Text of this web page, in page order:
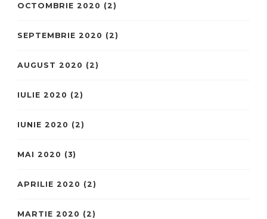
OCTOMBRIE 2020 (2)
SEPTEMBRIE 2020 (2)
AUGUST 2020 (2)
IULIE 2020 (2)
IUNIE 2020 (2)
MAI 2020 (3)
APRILIE 2020 (2)
MARTIE 2020 (2)